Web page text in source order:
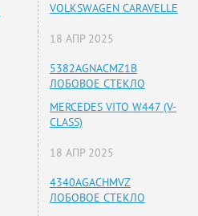
VOLKSWAGEN CARAVELLE
18 АПР 2025
5382AGNACMZ1B
ЛОБОВОЕ СТЕКЛО
MERCEDES VITO W447 (V-
CLASS)
18 АПР 2025
4340AGACHMVZ
ЛОБОВОЕ СТЕКЛО